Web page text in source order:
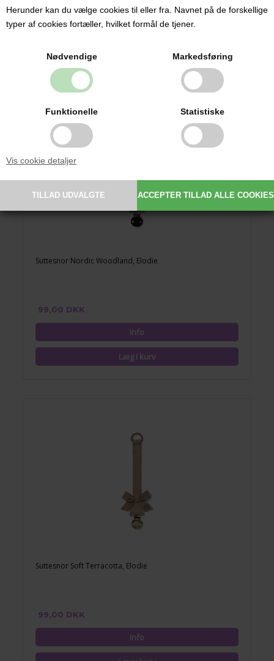
Herunder kan du vælge cookies til eller fra. Navnet på de forskellige
typer af cookies fortæller, hvilket formål de tjener.
Nødvendige Markedsføring
Funktionelle Statistiske
Vis cookie detaljer
Suttesnor Nordic Woodland, Elodie
99,00 DKK
Suttesnor Soft Terracotta, Elodie
99,00 DKK